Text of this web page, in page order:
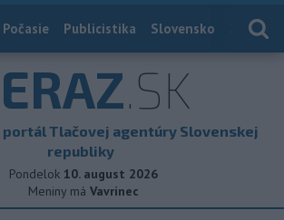
Počasie Publicistika Slovensko
.SK
portál Tlačovej agentúry Slovenskej
republiky
Pondelok 10. august 2026
Meniny má Vavrinec